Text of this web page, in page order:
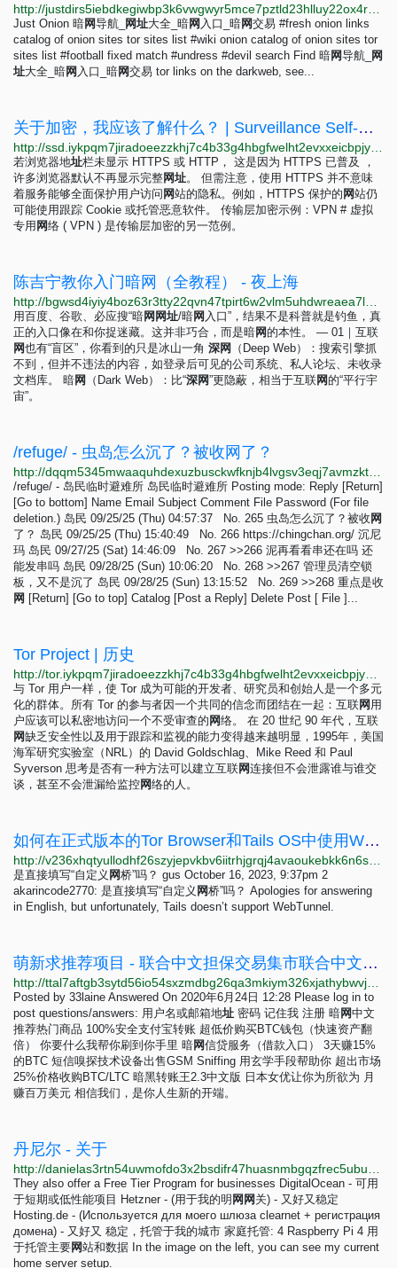
Just Onion 暗网导航_ 网址大全_暗网 入口_暗网交易 #fresh onion links
catalog of onion sites tor sites list #wiki onion catalog of onion sites tor
sites list #football fixed match #undress #devil search Find 暗网导航_ 网
址大全_暗网 入口_暗网交易 tor links on the darkweb, see...
关于加密，我应该了解什么？ | Surveillance Self-Defense
若浏览器地址栏未显示 HTTPS 或 HTTP， 这是因为 HTTPS 已普及 ，
许多浏览器默认不再显示完整网址。 但需注意，使用 HTTPS 并不意味
着服务能够全面保护用户访问 网站的隐私。例如，HTTPS 保护的 网站仍
可能使用跟踪 Cookie 或托管恶意软件。 传输层加密示例：VPN # 虚拟
专用 网络 ( VPN ) 是传输层加密的另一范例。
陈吉宁教你入门暗网（全教程） - 夜上海
用百度、谷歌、必应搜“暗网 网址/暗网 入口”，结果不是科普就是钓鱼，真
正的入口像在和你捉迷藏。这并非巧合，而是暗网 的本性。 — 01｜互联
网也有“盲区”，你看到的只是冰山一角 深网
（Deep Web）：搜索引擎抓
不到，但并不违法的内容，如登录后可见的公司系统、私人论坛、未收录
文档库。 暗网 （Dark Web）：比“深网”更隐蔽，相当于互联网 的“平行宇
宙”。
/refuge/ - 虫岛怎么沉了？被收网了？
/refuge/ - 岛民临时避难所 岛民临时避难所 Posting mode: Reply [Return]
[Go to bottom] Name Email Subject Comment File Password (For file
deletion.) 岛民 09/25/25 (Thu) 04:57:37 No. 265 虫岛怎么沉了？被收 网
了？ 岛民 09/25/25 (Thu) 15:40:49 No. 266 https://chingchan.org/ 沉尼
玛 岛民 09/27/25 (Sat) 14:46:09 No. 267 >>266 泥再看看串还在吗 还
能发串吗 岛民 09/28/25 (Sun) 10:06:20 No. 268 >>267 管理员清空锁
板，又不是沉了 岛民 09/28/25 (Sun) 13:15:52 No. 269 >>268 重点是收
网 [Return] [Go to top] Catalog [Post a Reply] Delete Post [ File ]...
Tor Project | 历史
与 Tor 用户一样，使 Tor 成为可能的开发者、研究员和创始人是一个多元
化的群体。所有 Tor 的参与者因一个共同的信念而团结在一起：互联网 用
户应该可以私密地访问一个不受审查的 网络。 在 20 世纪 90 年代，互联
网缺乏安全性以及用于跟踪和监视的能力变得越来越明显，1995年，美国
海军研究实验室（NRL）的 David Goldschlag、Mike Reed 和 Paul
Syverson 思考是否有一种方法可以建立互联网连接但不会泄露谁与谁交
谈，甚至不会泄漏给监控网络的人。
如何在正式版本的Tor Browser和Tails OS中使用WebTunnel网桥？ - In your language - Tor Project Forum
是直接填写“自定义 网桥”吗？ gus October 16, 2023, 9:37pm 2
akarincode2770: 是直接填写“自定义 网桥”吗？ Apologies for answering
in English, but unfortunately, Tails doesn’t support WebTunnel.
萌新求推荐项目 - 联合中文担保交易集市联合中文担保交易集市
Posted by 33laine Answered On 2020年6月24日 12:28 Please log in to
post questions/answers: 用户名或邮箱地址 密码 记住我 注册 暗网中文
推荐热门商品 100%安全支付宝转账 超低价购买BTC钱包（快速资产翻
倍） 你要什么我帮你刷到你手里 暗网信贷服务（借款入口） 3天赚15%
的BTC 短信嗅探技术设备出售GSM Sniffing 用玄学手段帮助你 超出市场
25%价格收购BTC/LTC 暗黑转账王2.3中文版 日本女优让你为所欲为 月
赚百万美元 相信我们，是你人生新的开端。
丹尼尔 - 关于
They also offer a Free Tier Program for businesses DigitalOcean - 可用
于短期或低性能项目 Hetzner - (用于我的明 网 网 关) - 又好又稳定
Hosting.de - (Используется для моего шлюза clearnet + регистрация
домена) - 又好又 稳定，托管于我的城市 家庭托管: 4 Raspberry Pi 4 用
于托管主要网站和数据 In the image on the left, you can see my current
home server setup.